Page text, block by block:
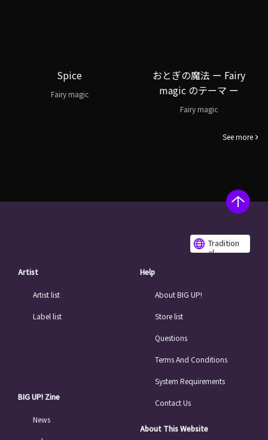
Spice
Fairy magic
おとぎの魔法 ー Fairy
magic のテーマ ー
Fairy magic
See more
Tradition
al
Artist
Artist list
Label list
BIG UP! Zine
News
Help
About BIG UP!
Store list
Questions
Terms And Conditions
System Requirements
Contact Us
About This Website